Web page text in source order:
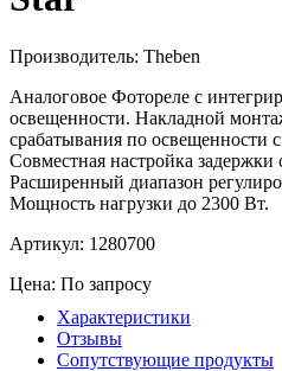
Производитель: Theben
Аналоговое Фотореле с
освещенности. Накладной
срабатывания по освещенности
Совместная настройка
Расширенный диапазон
Мощность нагрузки до 2300 Вт.
Артикул: 1280700
Цена: По запросу
Характеристики
Отзывы
Сопутствующие продукты